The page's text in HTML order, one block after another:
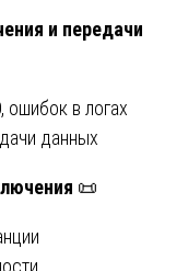
и передачи
в логах
данных
📜